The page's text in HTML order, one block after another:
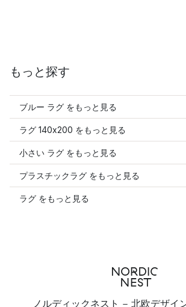
もっと探す
ブルー ラグ をもっと見る
ラグ 140x200 をもっと見る
小さい ラグ をもっと見る
プラスチックラグ をもっと見る
ラグ をもっと見る
ノルディックネスト - 北欧デザイ